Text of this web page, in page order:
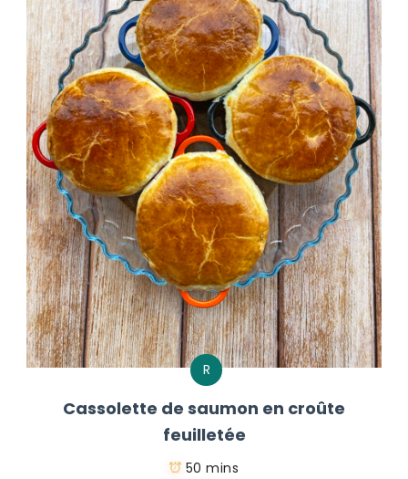
R
Cassolette de saumon en croûte
feuilletée
50 mins